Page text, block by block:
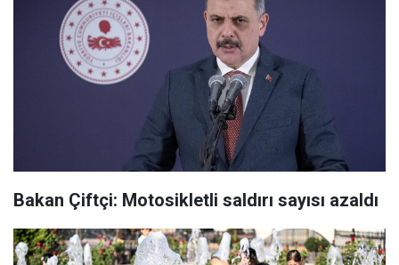
Bakan Çiftçi: Motosikletli saldırı sayısı azaldı